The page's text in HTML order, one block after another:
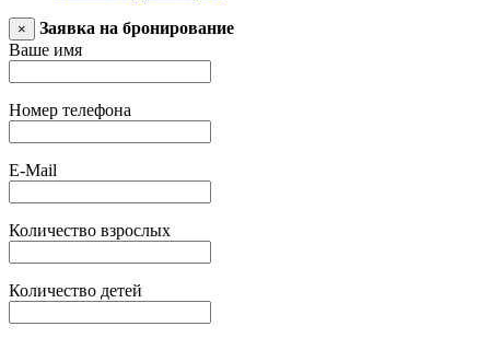
×
Заявка на бронирование
Ваше имя
Номер телефона
E-Mail
Количество взрослых
Количество детей